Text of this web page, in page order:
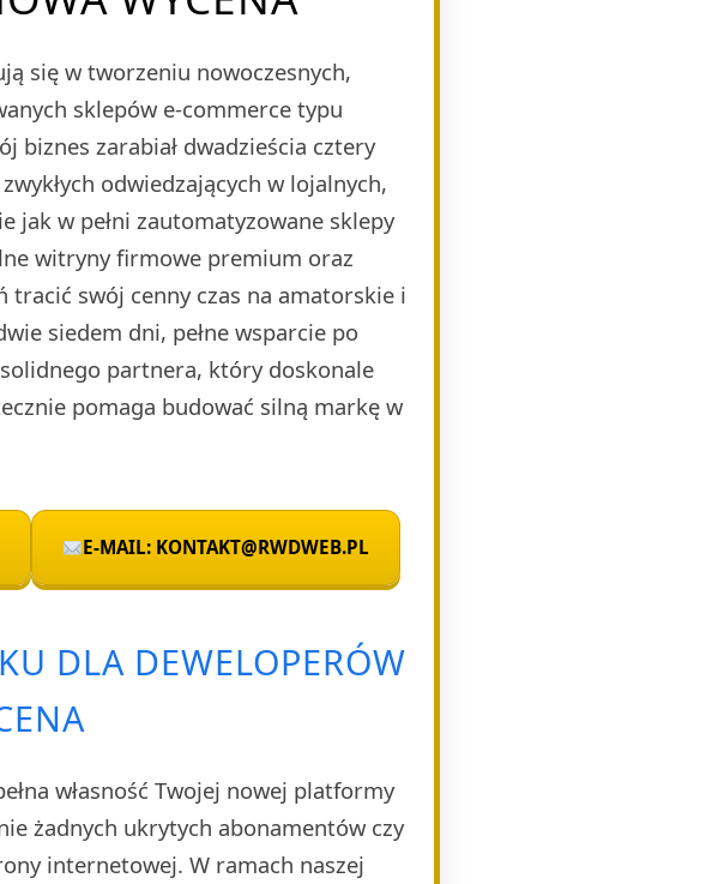
się w tworzeniu nowoczesnych,
sklepów e-commerce typu
biznes zarabiał dwadzieścia cztery
odwiedzających w lojalnych,
jak w pełni zautomatyzowane sklepy
witryny firmowe premium oraz
swój cenny czas na amatorskie i
siedem dni, pełne wsparcie po
partnera, który doskonale
pomaga budować silną markę w
E-MAIL: KONTAKT@RWDWEB.PL
DLA DEWELOPERÓW
własność Twojej nowej platformy
żadnych ukrytych abonamentów czy
internetowej. W ramach naszej